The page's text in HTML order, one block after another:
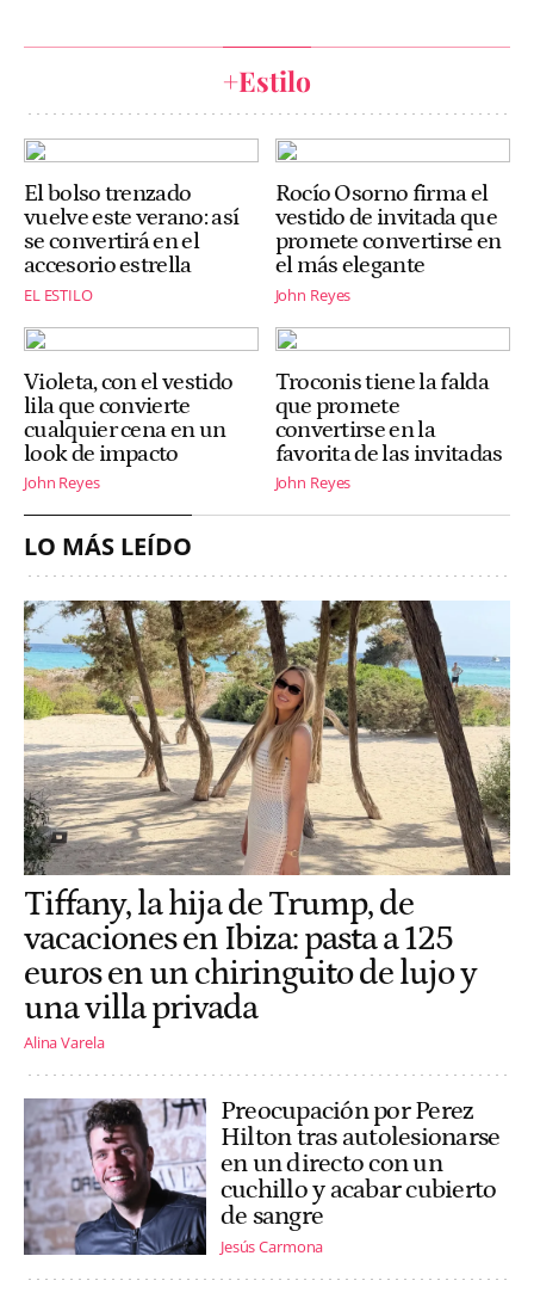
+Estilo
El bolso trenzado
vuelve este verano: así
se convertirá en el
accesorio estrella
EL ESTILO
Rocío Osorno firma el
vestido de invitada que
promete convertirse en
el más elegante
John Reyes
Violeta, con el vestido
lila que convierte
cualquier cena en un
look de impacto
John Reyes
Troconis tiene la falda
que promete
convertirse en la
favorita de las invitadas
John Reyes
LO MÁS LEÍDO
Tiffany, la hija de Trump, de
vacaciones en Ibiza: pasta a 125
euros en un chiringuito de lujo y
una villa privada
Alina Varela
Preocupación por Perez
Hilton tras autolesionarse
en un directo con un
cuchillo y acabar cubierto
de sangre
Jesús Carmona